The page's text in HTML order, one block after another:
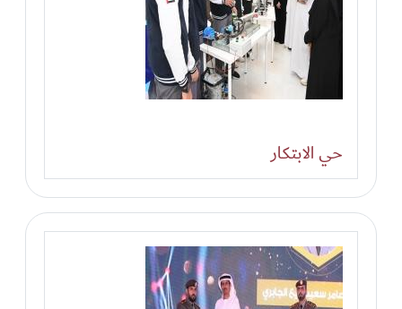
حي الابتكار